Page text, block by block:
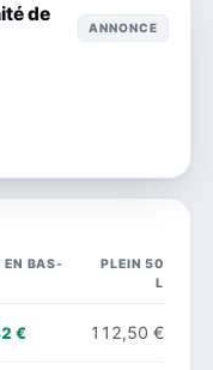
de
ANNONCE
EN BAS-
PLEIN 50
L
€ 112,50 €